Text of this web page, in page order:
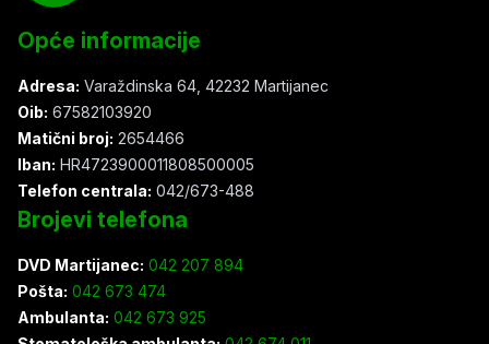
Opće informacije
Adresa: Varaždinska 64, 42232 Martijanec
Oib: 67582103920
Matični broj: 2654466
Iban: HR4723900011808500005
Telefon centrala: 042/673-488
Brojevi telefona
DVD Martijanec: 042 207 894
Pošta: 042 673 474
Ambulanta: 042 673 925